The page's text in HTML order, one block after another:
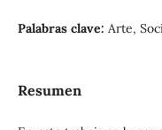
Palabras clave: Arte,
Resumen